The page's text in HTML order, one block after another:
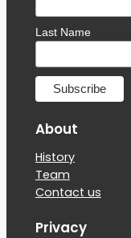
Last Name
About
History
Team
Contact us
Privacy